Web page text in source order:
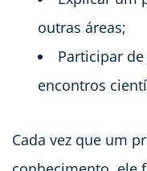
outras áreas;
Participar
encontros
Cada vez que um